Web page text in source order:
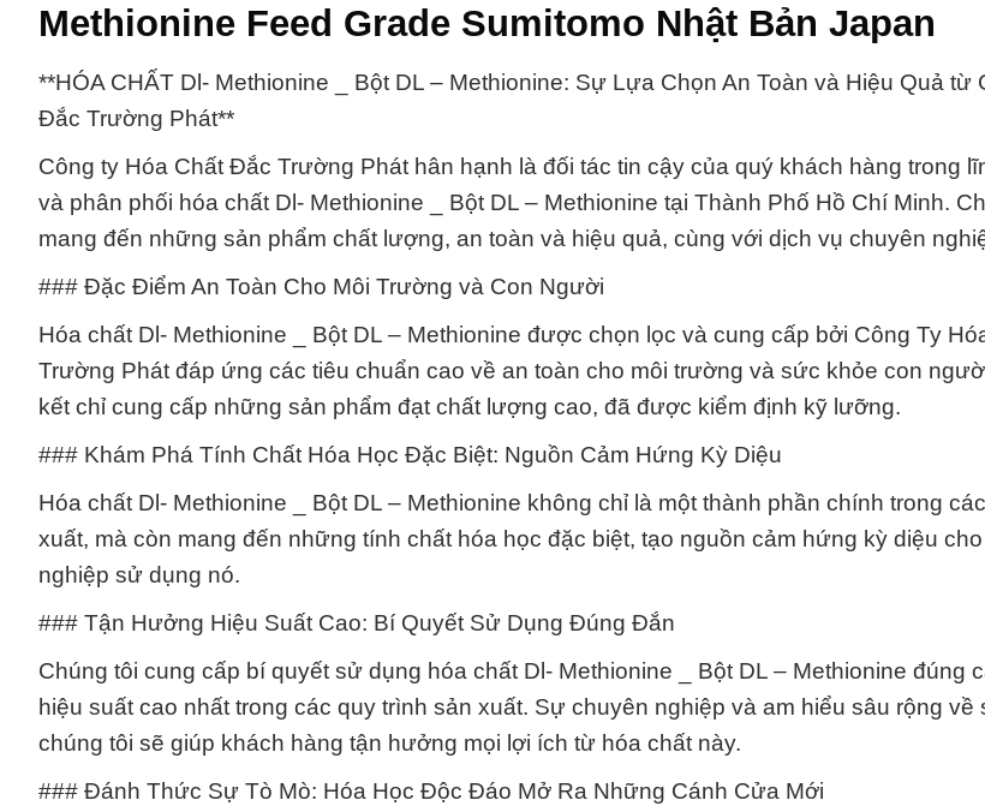
Methionine Feed Grade Sumitomo Nhật Bản Japan
**HÓA CHẤT Dl- Methionine _ Bột DL – Methionine: Sự Lựa Chọn An Toàn và Hiệu Quả từ
Đắc Trường Phát**
Công ty Hóa Chất Đắc Trường Phát hân hạnh là đối tác tin cậy của quý khách hàng trong
và phân phối hóa chất Dl- Methionine _ Bột DL – Methionine tại Thành Phố Hồ Chí Minh.
mang đến những sản phẩm chất lượng, an toàn và hiệu quả, cùng với dịch vụ chuyên
### Đặc Điểm An Toàn Cho Môi Trường và Con Người
Hóa chất Dl- Methionine _ Bột DL – Methionine được chọn lọc và cung cấp bởi Công Ty
Trường Phát đáp ứng các tiêu chuẩn cao về an toàn cho môi trường và sức khỏe con
kết chỉ cung cấp những sản phẩm đạt chất lượng cao, đã được kiểm định kỹ lưỡng.
### Khám Phá Tính Chất Hóa Học Đặc Biệt: Nguồn Cảm Hứng Kỳ Diệu
Hóa chất Dl- Methionine _ Bột DL – Methionine không chỉ là một thành phần chính trong
xuất, mà còn mang đến những tính chất hóa học đặc biệt, tạo nguồn cảm hứng kỳ diệu
nghiệp sử dụng nó.
### Tận Hưởng Hiệu Suất Cao: Bí Quyết Sử Dụng Đúng Đắn
Chúng tôi cung cấp bí quyết sử dụng hóa chất Dl- Methionine _ Bột DL – Methionine đúng
hiệu suất cao nhất trong các quy trình sản xuất. Sự chuyên nghiệp và am hiểu sâu rộng về
chúng tôi sẽ giúp khách hàng tận hưởng mọi lợi ích từ hóa chất này.
### Đánh Thức Sự Tò Mò: Hóa Học Độc Đáo Mở Ra Những Cánh Cửa Mới